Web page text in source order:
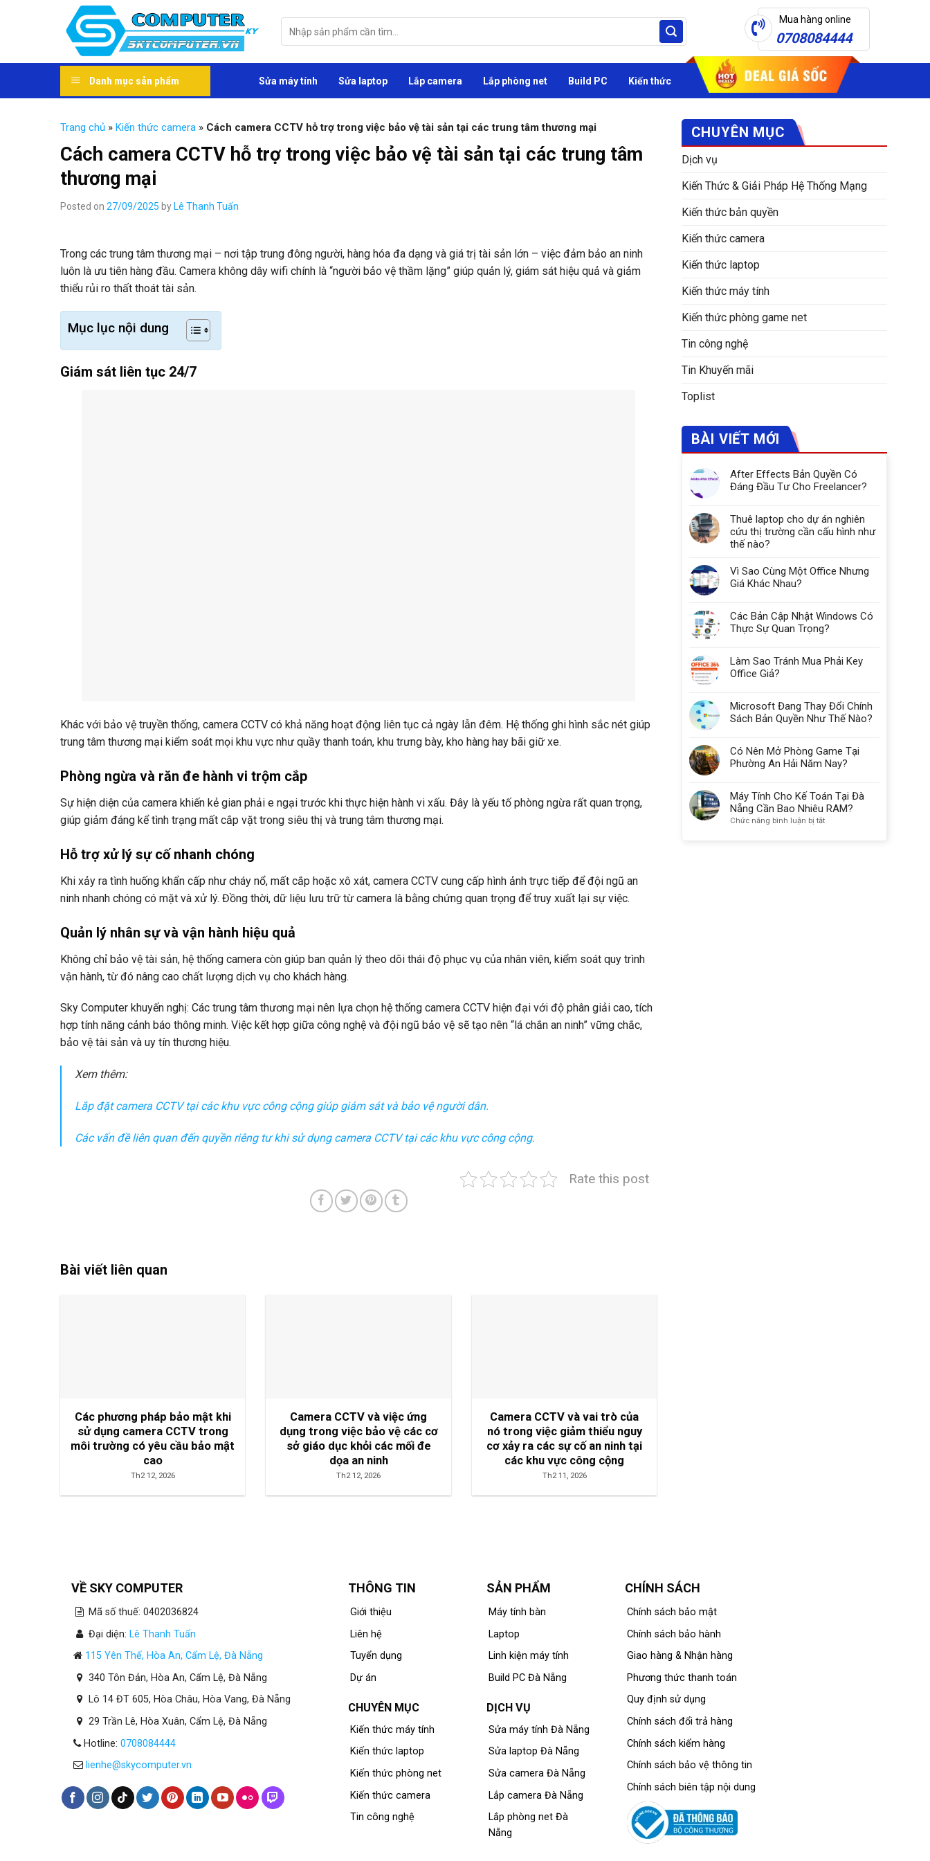
kiếm:
Mua hàng online
0708084444
Danh mục sản phẩm Sửa máy tính Sửa laptop Lắp camera Lắp phòng net Build PC Kiến thức
Trang chủ » Kiến thức camera » Cách camera CCTV hỗ trợ trong việc bảo vệ tài sản tại các trung tâm thương mại
Cách camera CCTV hỗ trợ trong việc bảo vệ tài sản tại các trung tâm
thương mại
Posted on 27/09/2025 byLê Thanh Tuấn
Trong các trung tâm thương mại – nơi tập trung đông người, hàng hóa đa dạng và giá trị tài sản lớn – việc đảm bảo an ninh
luôn là ưu tiên hàng đầu. Camera không dây wifi chính là “người bảo vệ thầm lặng” giúp quản lý, giám sát hiệu quả và giảm
thiểu rủi ro thất thoát tài sản.
Mục lục nội dung
Giám sát liên tục 24/7
Khác với bảo vệ truyền thống, camera CCTV có khả năng hoạt động liên tục cả ngày lẫn đêm. Hệ thống ghi hình sắc nét giúp
trung tâm thương mại kiểm soát mọi khu vực như quầy thanh toán, khu trưng bày, kho hàng hay bãi giữ xe.
Phòng ngừa và răn đe hành vi trộm cắp
Sự hiện diện của camera khiến kẻ gian phải e ngại trước khi thực hiện hành vi xấu. Đây là yếu tố phòng ngừa rất quan trọng,
giúp giảm đáng kể tình trạng mất cắp vặt trong siêu thị và trung tâm thương mại.
Hỗ trợ xử lý sự cố nhanh chóng
Khi xảy ra tình huống khẩn cấp như cháy nổ, mất cắp hoặc xô xát, camera CCTV cung cấp hình ảnh trực tiếp để đội ngũ an
ninh nhanh chóng có mặt và xử lý. Đồng thời, dữ liệu lưu trữ từ camera là bằng chứng quan trọng để truy xuất lại sự việc.
Quản lý nhân sự và vận hành hiệu quả
Không chỉ bảo vệ tài sản, hệ thống camera còn giúp ban quản lý theo dõi thái độ phục vụ của nhân viên, kiểm soát quy trình
vận hành, từ đó nâng cao chất lượng dịch vụ cho khách hàng.
Sky Computer khuyến nghị: Các trung tâm thương mại nên lựa chọn hệ thống camera CCTV hiện đại với độ phân giải cao, tích
hợp tính năng cảnh báo thông minh. Việc kết hợp giữa công nghệ và đội ngũ bảo vệ sẽ tạo nên “lá chắn an ninh” vững chắc,
bảo vệ tài sản và uy tín thương hiệu.
Xem thêm:
Lắp đặt camera CCTV tại các khu vực công cộng giúp giám sát và bảo vệ người dân.
Các vấn đề liên quan đến quyền riêng tư khi sử dụng camera CCTV tại các khu vực công cộng.
Rate this post
Bài viết liên quan
Các phương pháp bảo mật khi
sử dụng camera CCTV trong
môi trường có yêu cầu bảo mật
cao
Th2 12, 2026
Camera CCTV và việc ứng
dụng trong việc bảo vệ các cơ
sở giáo dục khỏi các mối đe
dọa an ninh
Th2 12, 2026
Camera CCTV và vai trò của
nó trong việc giảm thiểu nguy
cơ xảy ra các sự cố an ninh tại
các khu vực công cộng
Th2 11, 2026
CHUYÊN MỤC
Dịch vụ
Kiến Thức & Giải Pháp Hệ Thống Mạng
Kiến thức bản quyền
Kiến thức camera
Kiến thức laptop
Kiến thức máy tính
Kiến thức phòng game net
Tin công nghệ
Tin Khuyến mãi
Toplist
BÀI VIẾT MỚI
After Effects Bản Quyền Có
Đáng Đầu Tư Cho Freelancer?
Thuê laptop cho dự án nghiên
cứu thị trường cần cấu hình như
thế nào?
Vì Sao Cùng Một Office Nhưng
Giá Khác Nhau?
Các Bản Cập Nhật Windows Có
Thực Sự Quan Trọng?
Làm Sao Tránh Mua Phải Key
Office Giả?
Microsoft Đang Thay Đổi Chính
Sách Bản Quyền Như Thế Nào?
Có Nên Mở Phòng Game Tại
Phường An Hải Năm Nay?
Máy Tính Cho Kế Toán Tại Đà
Nẵng Cần Bao Nhiêu RAM?
Chức năng bình luận bị tắtở
VỀ SKY COMPUTER
Mã số thuế: 0402036824
Đại diện: Lê Thanh Tuấn
115 Yên Thế, Hòa An, Cẩm Lệ, Đà Nẵng
340 Tôn Đản, Hòa An, Cẩm Lệ, Đà Nẵng
Lô 14 ĐT 605, Hòa Châu, Hòa Vang, Đà Nẵng
29 Trần Lê, Hòa Xuân, Cẩm Lệ, Đà Nẵng
Hotline: 0708084444
lienhe@skycomputer.vn
THÔNG TIN
Giới thiệu
Liên hệ
Tuyển dụng
Dự án
CHUYÊN MỤC
Kiến thức máy tính
Kiến thức laptop
Kiến thức phòng net
Kiến thức camera
Tin công nghệ
SẢN PHẨM
Máy tính bàn
Laptop
Linh kiện máy tính
Build PC Đà Nẵng
DỊCH VỤ
Sửa máy tính Đà Nẵng
Sửa laptop Đà Nẵng
Sửa camera Đà Nẵng
Lắp camera Đà Nẵng
Lắp phòng net Đà
Nẵng
CHÍNH SÁCH
Chính sách bảo mật
Chính sách bảo hành
Giao hàng & Nhận hàng
Phương thức thanh toán
Quy định sử dụng
Chính sách đổi trả hàng
Chính sách kiểm hàng
Chính sách bảo vệ thông tin
Chính sách biên tập nội dung